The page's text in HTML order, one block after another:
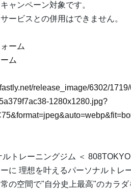
ャンペーン対象です。
ービスとの併用はできません。
ーム
ム
release_image/6302/
1280x1280.jpg?
トレーニングジム ＜ 808TOKYO
に 理想を叶えるパーソナルトレ
の空間で"自分史上最高"のカラ